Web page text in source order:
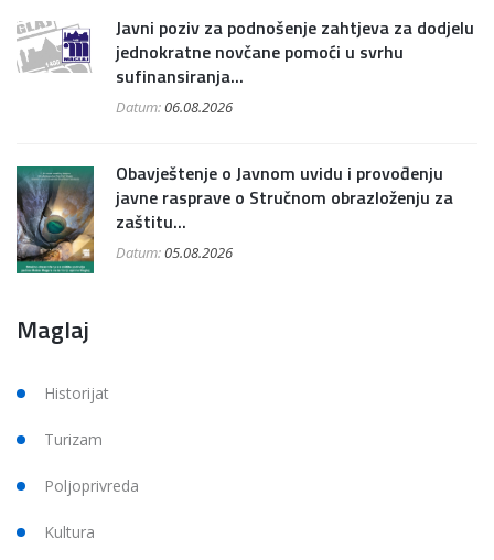
Javni poziv za podnošenje zahtjeva za dodjelu
jednokratne novčane pomoći u svrhu
sufinansiranja...
Datum:06.08.2026
Obavještenje o Javnom uvidu i provođenju
javne rasprave o Stručnom obrazloženju za
zaštitu...
Datum:05.08.2026
Maglaj
Historijat
Turizam
Poljoprivreda
Kultura